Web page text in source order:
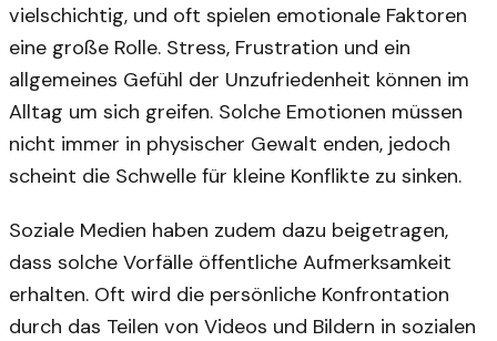
vielschichtig, und oft spielen emotionale Faktoren
eine große Rolle. Stress, Frustration und ein
allgemeines Gefühl der Unzufriedenheit können im
Alltag um sich greifen. Solche Emotionen müssen
nicht immer in physischer Gewalt enden, jedoch
scheint die Schwelle für kleine Konflikte zu sinken.
Soziale Medien haben zudem dazu beigetragen,
dass solche Vorfälle öffentliche Aufmerksamkeit
erhalten. Oft wird die persönliche Konfrontation
durch das Teilen von Videos und Bildern in sozialen